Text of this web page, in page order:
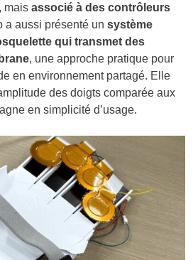
mais associé à des contrôleurs
a aussi présenté unsystème
qui transmet des
, une approche pratique pour
en environnement partagé. Elle
des doigts comparée aux
en simplicité d’usage.